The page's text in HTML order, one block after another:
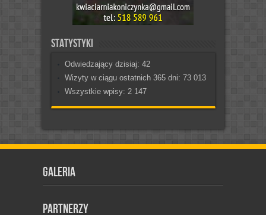
Statystyki
Odwiedzający dzisiaj: 42
Wizyty w ciągu ostatnich 365 dni: 73 013
Wszystkie wpisy: 2 147
Galeria
Partnerzy